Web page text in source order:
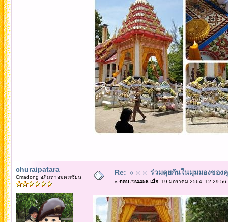
churaipatara
Cmadong อภิมหาอมตะเซียน
Re: ☼☼☼ ร่วมคุยกันในมุมมองของ
« ตอบ #24456 เมื่อ:19 มกราคม 2564, 12:29:56